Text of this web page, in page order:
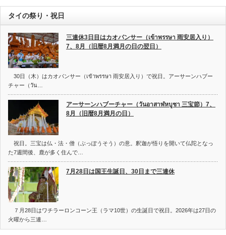
タイの祭り・祝日
三連休3日目はカオパンサー（เข้าพรรษา 雨安居入り）
7、8月（旧暦8月満月の日の翌日）
30日（木）はカオパンサー（เข้าพรรษา 雨安居入り）で祝日。アーサーンハブー
チャー（วัน…
アーサーンハブーチャー（วันอาสาฬหบูชา 三宝節）7、
8月（旧暦8月満月の日）
祝日。三宝は仏・法・僧（ぶっぽうそう）の意。釈迦が悟りを開いて仏陀となっ
た7週間後、鹿が多く住んで…
7月28日は国王生誕日、30日まで三連休
７月28日はワチラーロンコーン王（ラマ10世）の生誕日で祝日。2026年は27日の
火曜から三連…